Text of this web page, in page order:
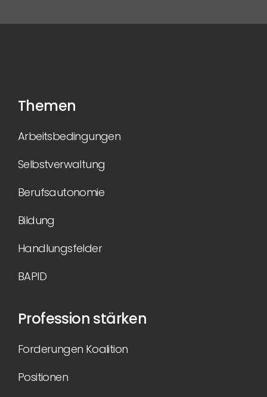
Themen
Arbeitsbedingungen
Selbstverwaltung
Berufsautonomie
Bildung
Handlungsfelder
BAPID
Profession stärken
Forderungen Koalition
Positionen